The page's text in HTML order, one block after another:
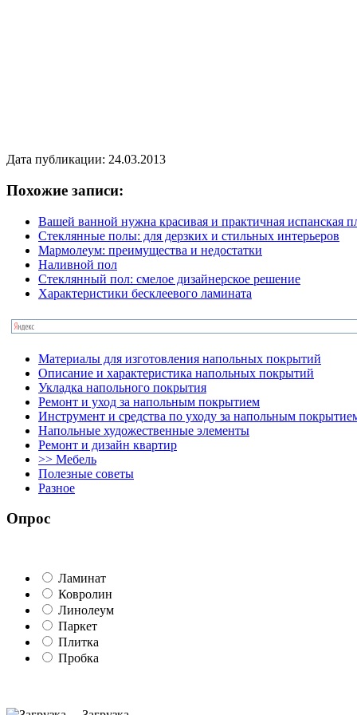
Дата публикации: 24.03.2013
Похожие записи:
Вашей ванной нужна красивая и практичная испанская
Стеклянные полы: для дерзких и стильных интерьеров
Мармолеум: преимущества и недостатки
Наливной пол
Стеклянный пол: смелое дизайнерское решение
Характеристики бесклеевого ламината
Материалы для изготовления напольных покрытий
Описание и характеристика напольных покрытий
Укладка напольного покрытия
Ремонт и уход за напольным покрытием
Инструмент и средства по уходу за напольным
Напольные художественные элементы
Ремонт и дизайн квартир
>> Мебель
Полезные советы
Разное
Опрос
Ламинат
Ковролин
Линолеум
Паркет
Плитка
Пробка